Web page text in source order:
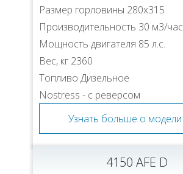
Размер горловины 280х315
Производительность 30 м3/час
Мощность двигателя 85 л.с.
Вес, кг 2360
Топливо Дизельное
Nostress - с реверсом
Узнать больше о модели
4150 AFE D